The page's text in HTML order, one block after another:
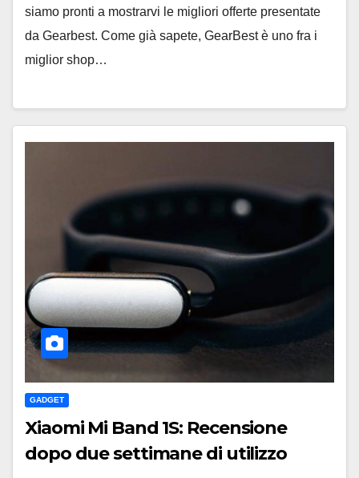
siamo pronti a mostrarvi le migliori offerte presentate
da Gearbest. Come già sapete, GearBest è uno fra i
miglior shop…
GADGET
Xiaomi Mi Band 1S: Recensione
dopo due settimane di utilizzo